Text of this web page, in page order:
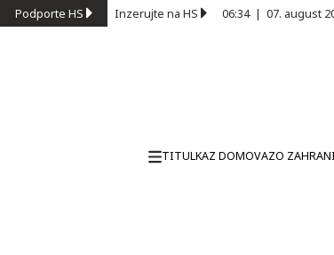
Podporte HS Inzerujte na HS 06:34| 07. august
TITULKAZ DOMOVAZO